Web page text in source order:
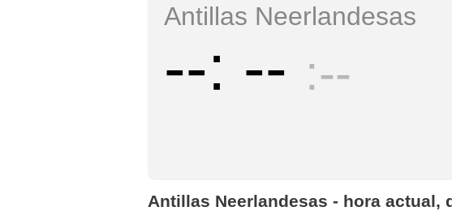
Antillas Neerlandesas
-- -- --
Antillas Neerlandesas - hora actual,